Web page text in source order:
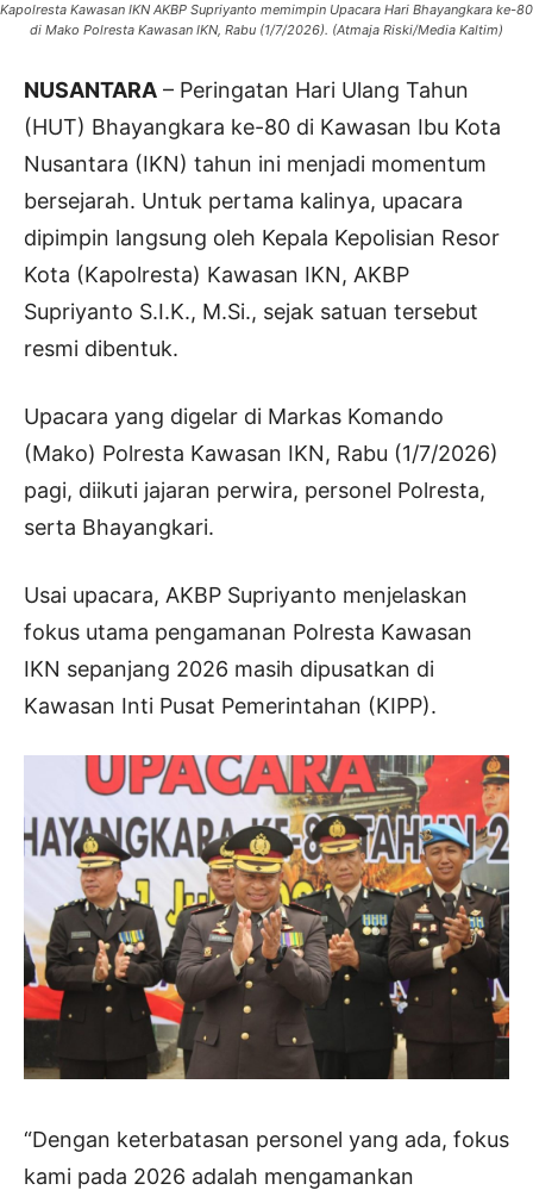
Kapolresta Kawasan IKN AKBP Supriyanto memimpin Upacara Hari Bhayangkara ke-80
di Mako Polresta Kawasan IKN, Rabu (1/7/2026). (Atmaja Riski/Media Kaltim)
NUSANTARA – Peringatan Hari Ulang Tahun
(HUT) Bhayangkara ke-80 di Kawasan Ibu Kota
Nusantara (IKN) tahun ini menjadi momentum
bersejarah. Untuk pertama kalinya, upacara
dipimpin langsung oleh Kepala Kepolisian Resor
Kota (Kapolresta) Kawasan IKN, AKBP
Supriyanto S.I.K., M.Si., sejak satuan tersebut
resmi dibentuk.
Upacara yang digelar di Markas Komando
(Mako) Polresta Kawasan IKN, Rabu (1/7/2026)
pagi, diikuti jajaran perwira, personel Polresta,
serta Bhayangkari.
Usai upacara, AKBP Supriyanto menjelaskan
fokus utama pengamanan Polresta Kawasan
IKN sepanjang 2026 masih dipusatkan di
Kawasan Inti Pusat Pemerintahan (KIPP).
“Dengan keterbatasan personel yang ada, fokus
kami pada 2026 adalah mengamankan